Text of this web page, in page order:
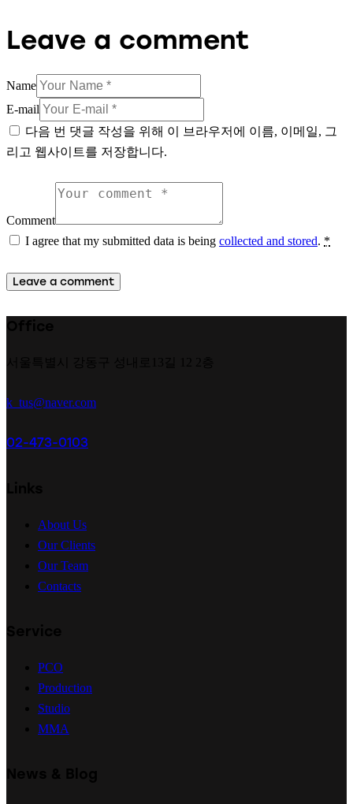
색
Leave a comment
Name
E-mail
다음 번 댓글 작성을 위해 이 브라우저에 이름, 이메일, 그
리고 웹사이트를 저장합니다.
Comment
I agree that my submitted data is being collected and stored. *
k_tus@naver.com
02-473-0103
About Us
Our Clients
Our Team
Contacts
PCO
Production
Studio
MMA